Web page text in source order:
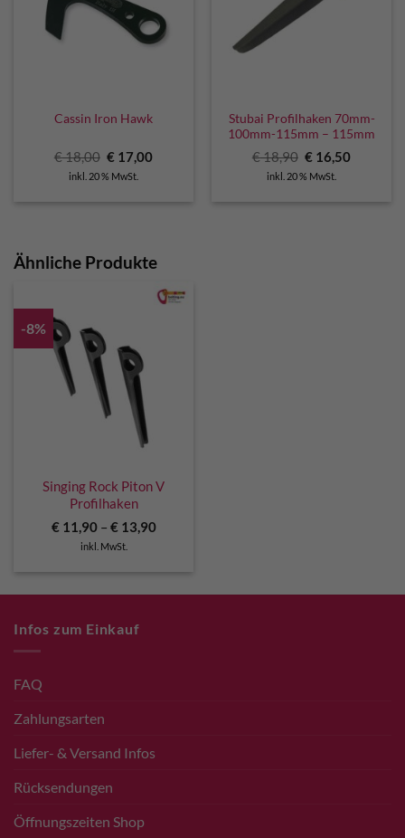
Cassin Iron Hawk
€18,00 Ursprünglicher
Preis
war:
€ 17,00Aktueller
inkl. 20 % MwSt.
Stubai Profilhaken 70mm-
100mm-115mm – 115mm
€18,90 Ursprünglicher
Preis
war:
€ 16,50
inkl. 20 % MwSt.
Ähnliche Produkte
-8%
Singing Rock Piton V
Profilhaken
€11,90– €13,90
inkl. MwSt.
Infos zum Einkauf
FAQ
Zahlungsarten
Liefer- & Versand Infos
Rücksendungen
Öffnungszeiten Shop